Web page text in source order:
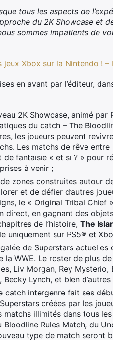
tous les aspects de
du 2K Showcase et
sommes impatients de
Xbox sur la Nintendo ! –
en avant par l’éditeur,
2K Showcase, animé par
du catch – The
les joueurs peuvent
Les matchs de rêve
fantaisie « et si ? » pour
à venir ;
zones construites autour
et de défier d’autres
le « Original Tribal Chief
direct, en gagnant des
de l’histoire, The
uniquement sur PS5® et
de Superstars actuelles
WWE. Le roster de plus
Liv Morgan, Rey
Lynch, et bien
catch intergenre fait ses
créées par les
illimités dans tous
Rules Match, du
type de match seront